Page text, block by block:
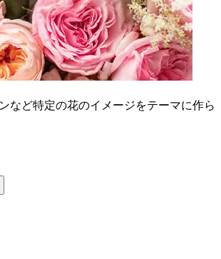
など特定の花のイメージをテーマに作ら